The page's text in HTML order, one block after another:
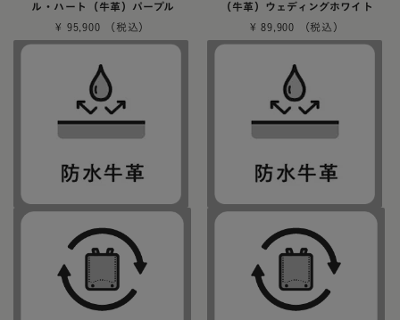
ル・ハート（牛革）パープル
¥ 95,900
（牛革）ウェディングホワイト
¥ 89,900